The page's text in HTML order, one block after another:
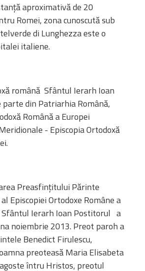
Lectura Lunii
Prezentarea
Parohiilor
aproximativă de 20
Romei, zona cunoscută sub
di Lunghezza este o
italiene.
română Sfântul Ierarh Ioan
din Patriarhia Română,
Română a Europei
- Episcopia Ortodoxă
Preasfinţitului Părinte
Episcopiei Ortodoxe Române a
Sfântul Ierarh Ioan Postitorul a
noiembrie 2013. Preot paroh a
Benedict Firulescu,
preoteasă Maria Elisabeta
întru Hristos, preotul